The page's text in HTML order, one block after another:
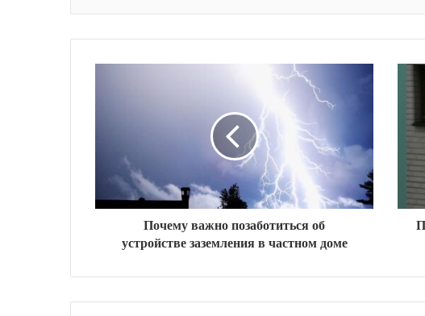
Почему важно позаботиться об
устройстве заземления в частном доме